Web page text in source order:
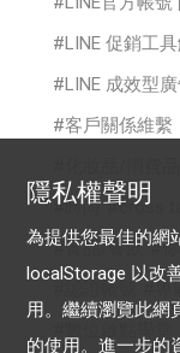
LINE 促銷工
LINE 成效型
客戶關係維繫
時尚
cross
食品/餐飲
認證帳號
專
隱私權聲明
為提供您最佳的網
localStorage 以改
用。繼續瀏覽此網
的使用。進一步的